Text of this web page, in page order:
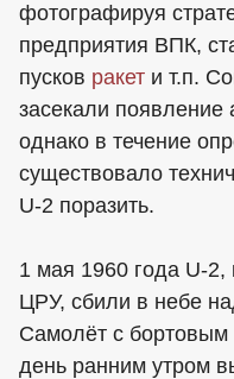
фотографируя
предприятия ВПК,
пусков ракет и т.п.
засекали появление
однако в течение
существовало
U-2 поразить.
1 мая 1960 года U-
ЦРУ, сбили в небе
Самолёт с бортовым
день ранним утром